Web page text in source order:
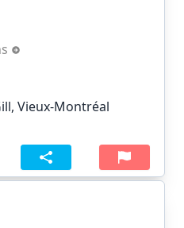
Vieux-Montréal